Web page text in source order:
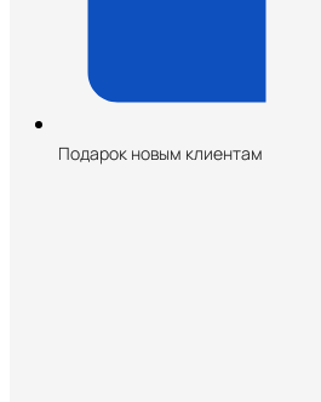
Подарок новым клиентам